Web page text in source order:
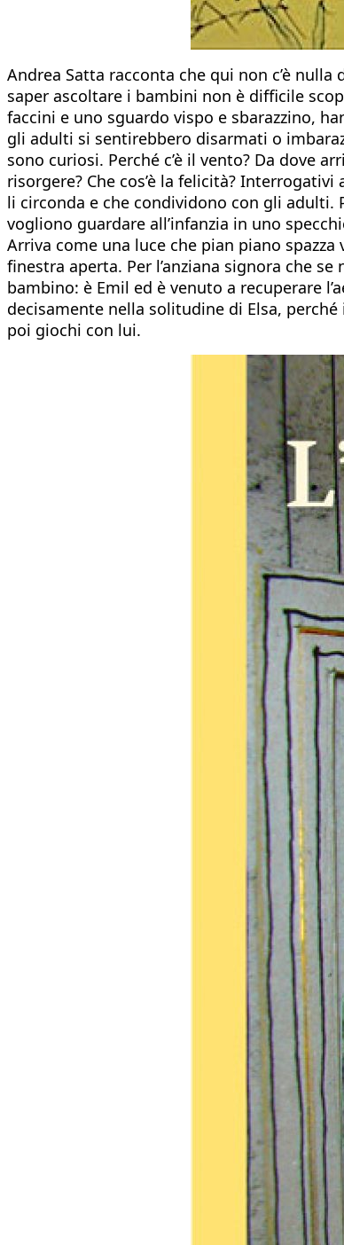
Andrea Satta racconta che qui non c’è
saper ascoltare i bambini non è difficile
faccini e uno sguardo vispo e sbarazzino,
gli adulti si sentirebbero disarmati o
sono curiosi. Perché c’è il vento? Da dove
risorgere? Che cos’è la felicità?
li circonda e che condividono con gli
vogliono guardare all’infanzia in uno
Arriva come una luce che pian piano
finestra aperta. Per l’anziana signora che
bambino: è Emil ed è venuto a recuperare
decisamente nella solitudine di Elsa,
poi giochi con lui.